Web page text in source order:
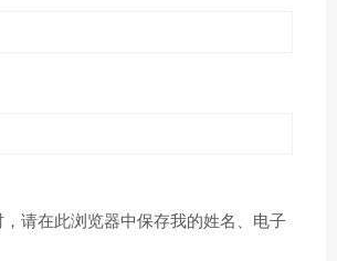
，请在此浏览器中保存我的姓名、电子